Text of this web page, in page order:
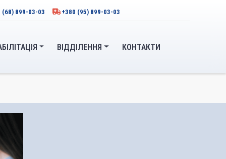
(68) 899-03-03 +380 (95) 899-03-03
ВІДДІЛЕННЯ КОНТАКТИ